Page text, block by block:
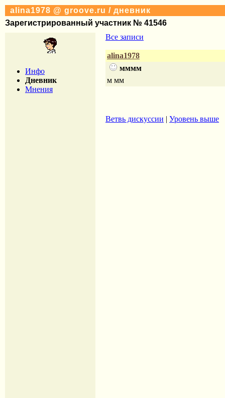
alina1978 @ groove.ru / дневник
Зарегистрированный участник № 41546
Инфо
Дневник
Мнения
Все записи
alina1978
мммм
м мм
Ветвь дискуссии | Уровень выше